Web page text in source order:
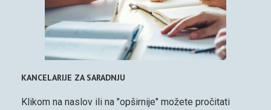
KANCELARIJE ZA SARADNJU
Klikom na naslov ili na "opširnije" možete pročitati